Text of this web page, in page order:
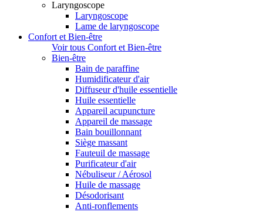
Laryngoscope
Laryngoscope
Lame de laryngoscope
Confort et Bien-être
Voir tous Confort et Bien-être
Bien-être
Bain de paraffine
Humidificateur d'air
Diffuseur d'huile essentielle
Huile essentielle
Appareil acupuncture
Appareil de massage
Bain bouillonnant
Siège massant
Fauteuil de massage
Purificateur d'air
Nébuliseur / Aérosol
Huile de massage
Désodorisant
Anti-ronflements